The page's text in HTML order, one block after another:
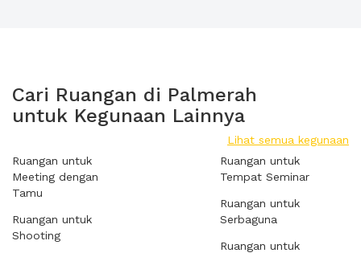
Cari Ruangan di Palmerah
untuk Kegunaan Lainnya
Lihat semua kegunaan
Ruangan untuk
Meeting dengan
Tamu
Ruangan untuk
Shooting
Ruangan untuk
Tempat Seminar
Ruangan untuk
Serbaguna
Ruangan untuk